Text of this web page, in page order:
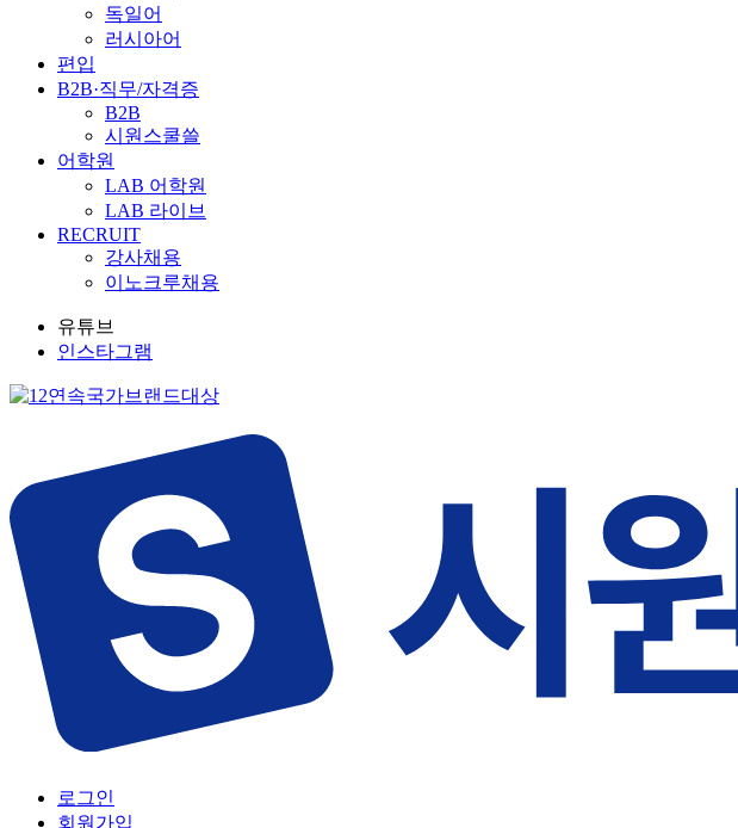
독일어
러시아어
편입
B2B·직무/자격증
B2B
시원스쿨쓸
어학원
LAB 어학원
LAB 라이브
RECRUIT
강사채용
이노크루채용
유튜브
인스타그램
로그인
회원가입